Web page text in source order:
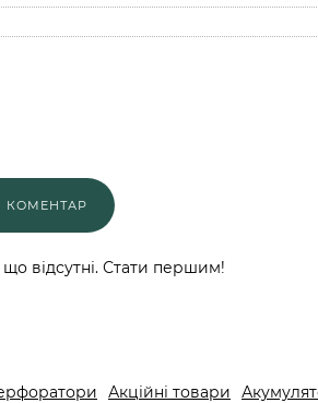
що відсутні. Стати першим!
Акційні товари